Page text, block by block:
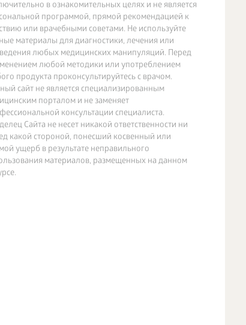
в ознакомительных целях и не является
программой, прямой рекомендацией к
или врачебными советами. Не используйте
материалы для диагностики, лечения или
любых медицинских манипуляций. Перед
любой методики или употреблением
продукта проконсультируйтесь с врачом.
сайт не является специализированным
порталом и не заменяет
консультации специалиста.
Сайта не несет никакой ответственности ни
какой стороной, понесший косвенный или
ущерб в результате неправильного
материалов, размещенных на данном